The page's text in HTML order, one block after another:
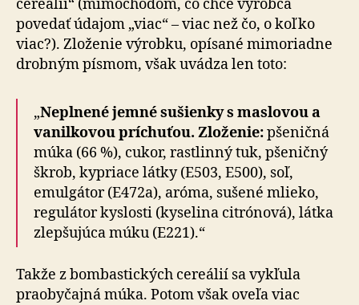
cereálií“ (mimochodom, čo chce výrobca
povedať údajom „viac“ – viac než čo, o koľko
viac?). Zloženie výrobku, opísané mimoriadne
drobným písmom, však uvádza len toto:
„Neplnené jemné sušienky s maslovou a
vanilkovou príchuťou. Zloženie:pšeničná
múka (66 %), cukor, rastlinný tuk, pšeničný
škrob, kypriace látky (E503, E500), soľ,
emulgátor (E472a), aróma, sušené mlieko,
regulátor kyslosti (kyselina citrónová), látka
zlepšujúca múku (E221).“
Takže z bombastických cereálií sa vykľula
praobyčajná múka. Potom však oveľa viac